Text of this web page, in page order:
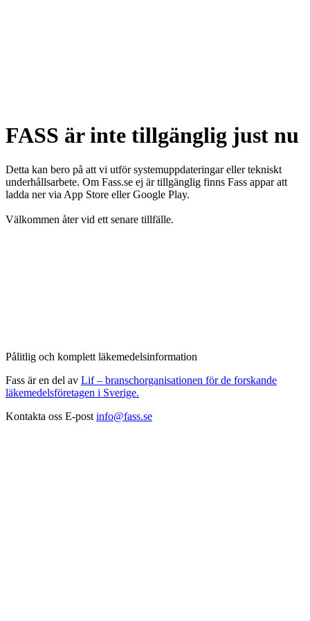
FASS är inte tillgänglig just nu
Detta kan bero på att vi utför systemuppdateringar eller tekniskt
underhållsarbete. Om Fass.se ej är tillgänglig finns Fass appar att
ladda ner via App Store eller Google Play.
Välkommen åter vid ett senare tillfälle.
Pålitlig och komplett läkemedelsinformation
Fass är en del av Lif – branschorganisationen för de forskande
läkemedelsföretagen i Sverige.
Kontakta oss E-post info@fass.se